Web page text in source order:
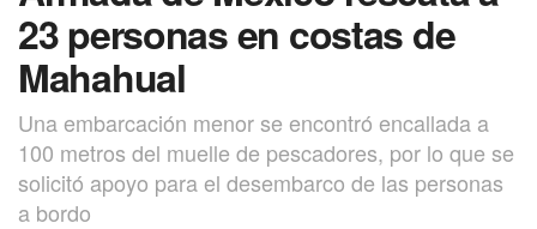
23 personas en costas de
Mahahual
Una embarcación menor se encontró encallada a
100 metros del muelle de pescadores, por lo que se
solicitó apoyo para el desembarco de las personas
a bordo